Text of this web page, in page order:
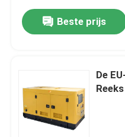
Beste prijs
De